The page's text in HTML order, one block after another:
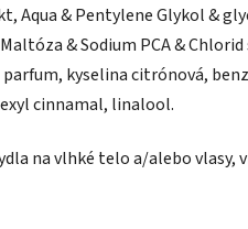
Aqua & Pentylene Glykol &
& Sodium PCA &
kyselina citrónová,
cinnamal, linalool.
na vlhké telo a/alebo vlasy,